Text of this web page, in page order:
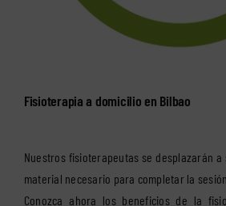
Fisioterapia a domicilio en Bilbao
Nuestros fisioterapeutas se desplazarán
material necesario para completar la
Conozca ahora los beneficios de la